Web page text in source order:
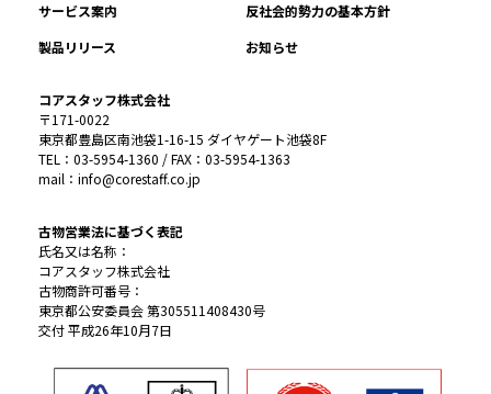
サービス案内
反社会的勢力の基本方針
製品リリース
お知らせ
コアスタッフ株式会社
〒171-0022
東京都豊島区南池袋1-16-15 ダイヤゲート池袋8F
TEL：03-5954-1360 / FAX：03-5954-1363
mail：info@corestaff.co.jp
古物営業法に基づく表記
氏名又は名称：
コアスタッフ株式会社
古物商許可番号：
東京都公安委員会 第305511408430号
交付 平成26年10月7日